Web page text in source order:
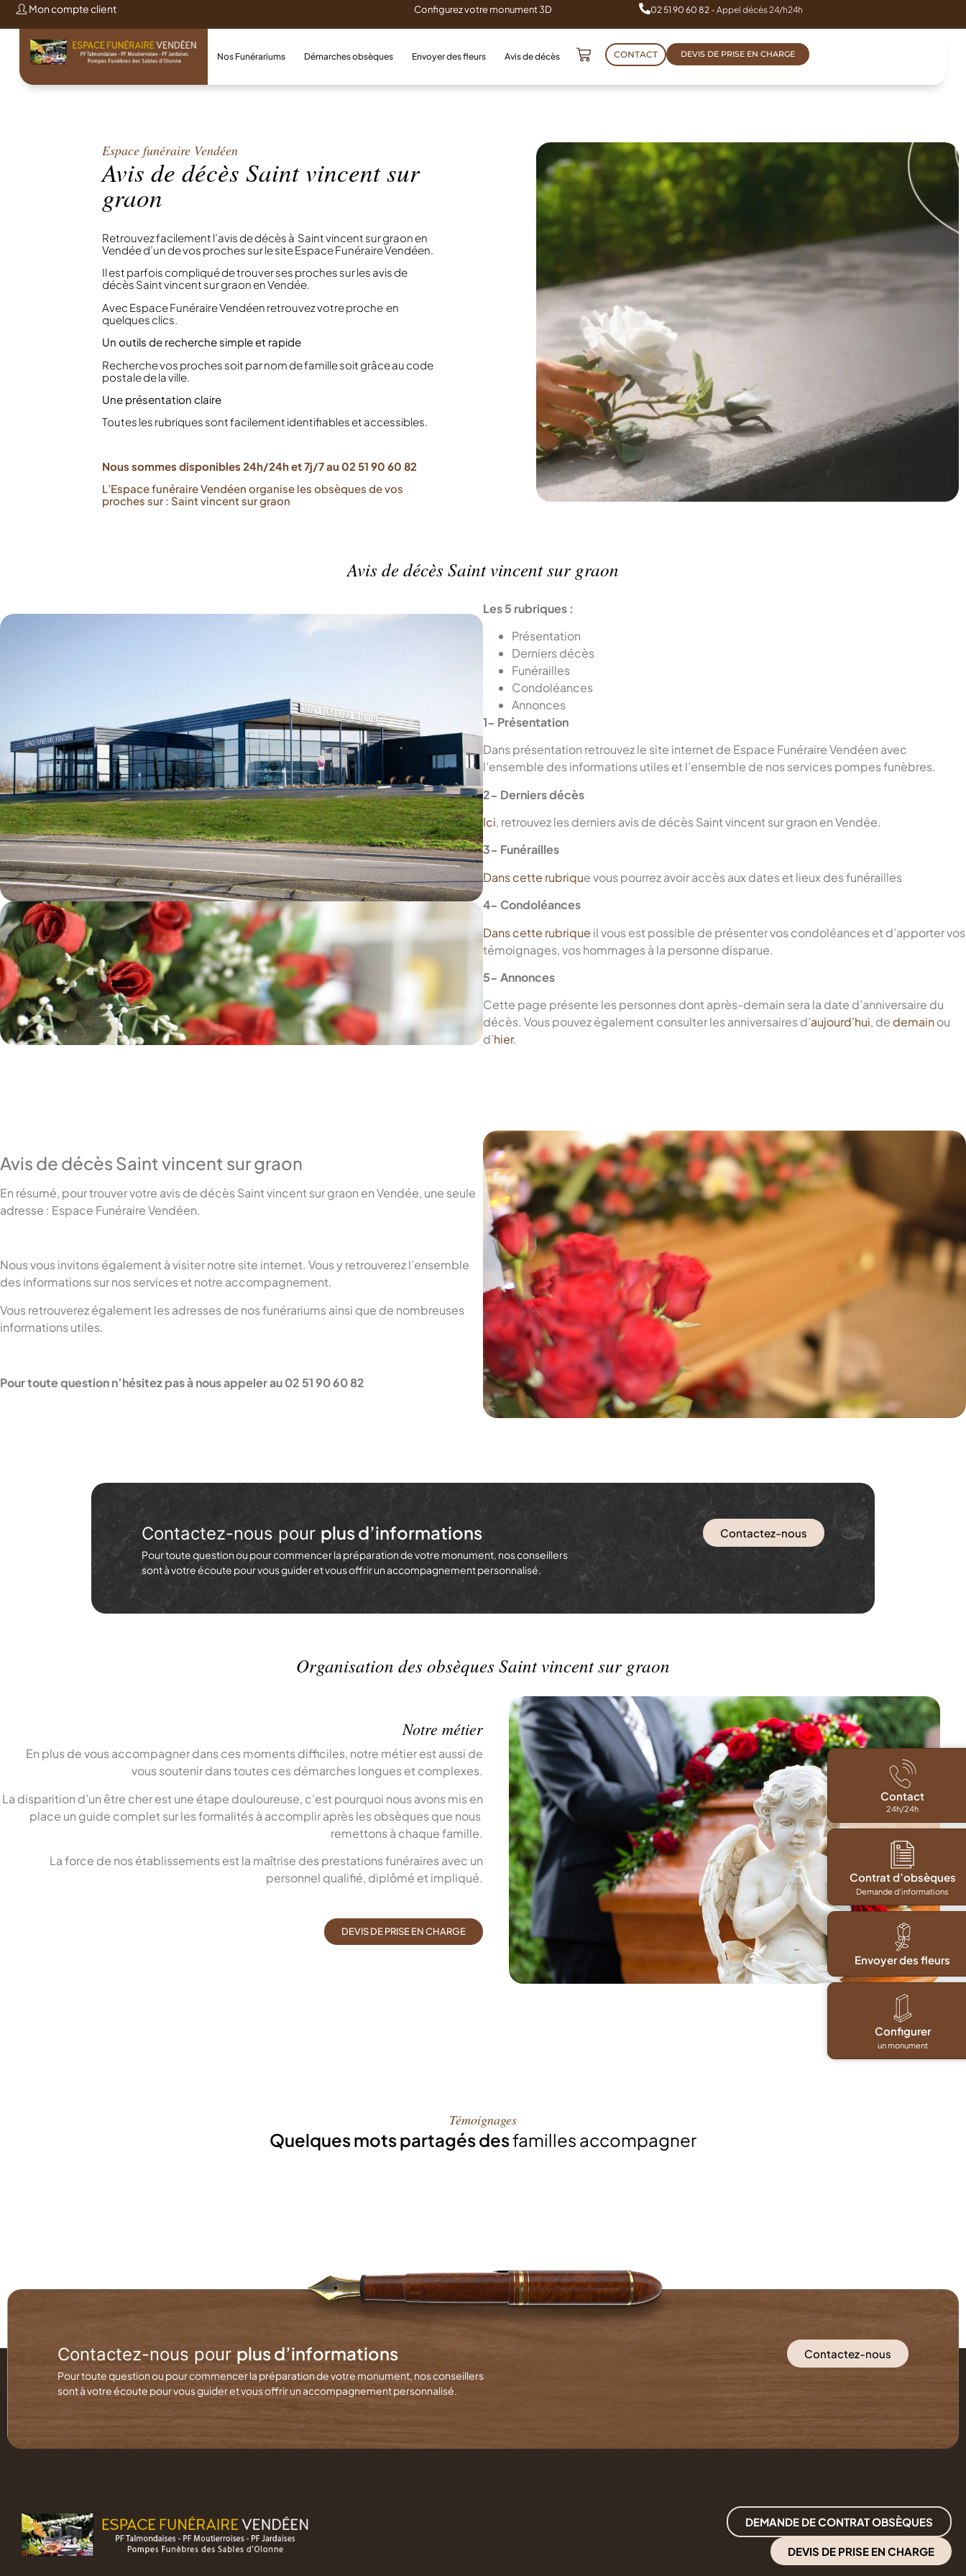
Mon compte client Configurez votre monument 3D 02 51 90 60 82 - Appel décès 24/h24h
Nos Funérariums Démarches obsèques Envoyer des fleurs Avis de décès CONTACT DEVIS DE PRISE EN CHARGE
Contact
24h/24h
Contrat d’obsèques
Demande d'informations
Envoyer des fleurs
Configurer
un monument
Espace funéraire Vendéen
Avis de décès Saint vincent sur
graon
Retrouvez facilement l’avis de décès à Saint vincent sur graon en
Vendée d’un de vos proches sur le site Espace Funéraire Vendéen.
Il est parfois compliqué de trouver ses proches sur les avis de
décès Saint vincent sur graon en Vendée.
Avec Espace Funéraire Vendéen retrouvez votre proche en
quelques clics.
Un outils de recherche simple et rapide
Recherche vos proches soit par nom de famille soit grâce au code
postale de la ville.
Une présentation claire
Toutes les rubriques sont facilement identifiables et accessibles.
Nous sommes disponibles 24h/24h et 7j/7 au 02 51 90 60 82
L’Espace funéraire Vendéen organise les obsèques de vos
proches sur : Saint vincent sur graon
Avis de décès Saint vincent sur graon
Les 5 rubriques :
Présentation
Derniers décès
Funérailles
Condoléances
Annonces
1- Présentation
Dans présentation retrouvez le site internet de Espace Funéraire Vendéen avec
l’ensemble des informations utiles et l’ensemble de nos services pompes funèbres.
2- Derniers décès
Ici, retrouvez les derniers avis de décès Saint vincent sur graon en Vendée.
3- Funérailles
Dans cette rubrique vous pourrez avoir accès aux dates et lieux des funérailles
4- Condoléances
Dans cette rubrique il vous est possible de présenter vos condoléances et d’apporter vos
témoignages, vos hommages à la personne disparue.
5- Annonces
Cette page présente les personnes dont après-demain sera la date d’anniversaire du
décès. Vous pouvez également consulter les anniversaires d’aujourd’hui, de demainou
d’hier.
Avis de décès Saint vincent sur graon
En résumé, pour trouver votre avis de décès Saint vincent sur graon en Vendée, une seule
adresse : Espace Funéraire Vendéen.
Nous vous invitons également à visiter notre site internet. Vous y retrouverez l’ensemble
des informations sur nos services et notre accompagnement.
Vous retrouverez également les adresses de nos funérariums ainsi que de nombreuses
informations utiles.
Pour toute question n’hésitez pas à nous appeler au 02 51 90 60 82
Contactez-nous pour plus d’informations
Pour toute question ou pour commencer la préparation de votre monument, nos conseillers
sont à votre écoute pour vous guider et vous offrir un accompagnement personnalisé.
Contactez-nous
Organisation des obsèques Saint vincent sur graon
Notre métier
En plus de vous accompagner dans ces moments difficiles, notre métier est aussi de
vous soutenir dans toutes ces démarches longues et complexes.
La disparition d’un être cher est une étape douloureuse, c’est pourquoi nous avons mis en
place un guide complet sur les formalités à accomplir après les obsèques que nous
remettons à chaque famille.
La force de nos établissements est la maîtrise des prestations funéraires avec un
personnel qualifié, diplômé et impliqué.
DEVIS DE PRISE EN CHARGE
Témoignages
Quelques mots partagés desfamilles accompagner
Contactez-nous pour plus d’informations
Pour toute question ou pour commencer la préparation de votre monument, nos conseillers
sont à votre écoute pour vous guider et vous offrir un accompagnement personnalisé.
Contactez-nous
DEMANDE DE CONTRAT OBSÈQUES
DEVIS DE PRISE EN CHARGE